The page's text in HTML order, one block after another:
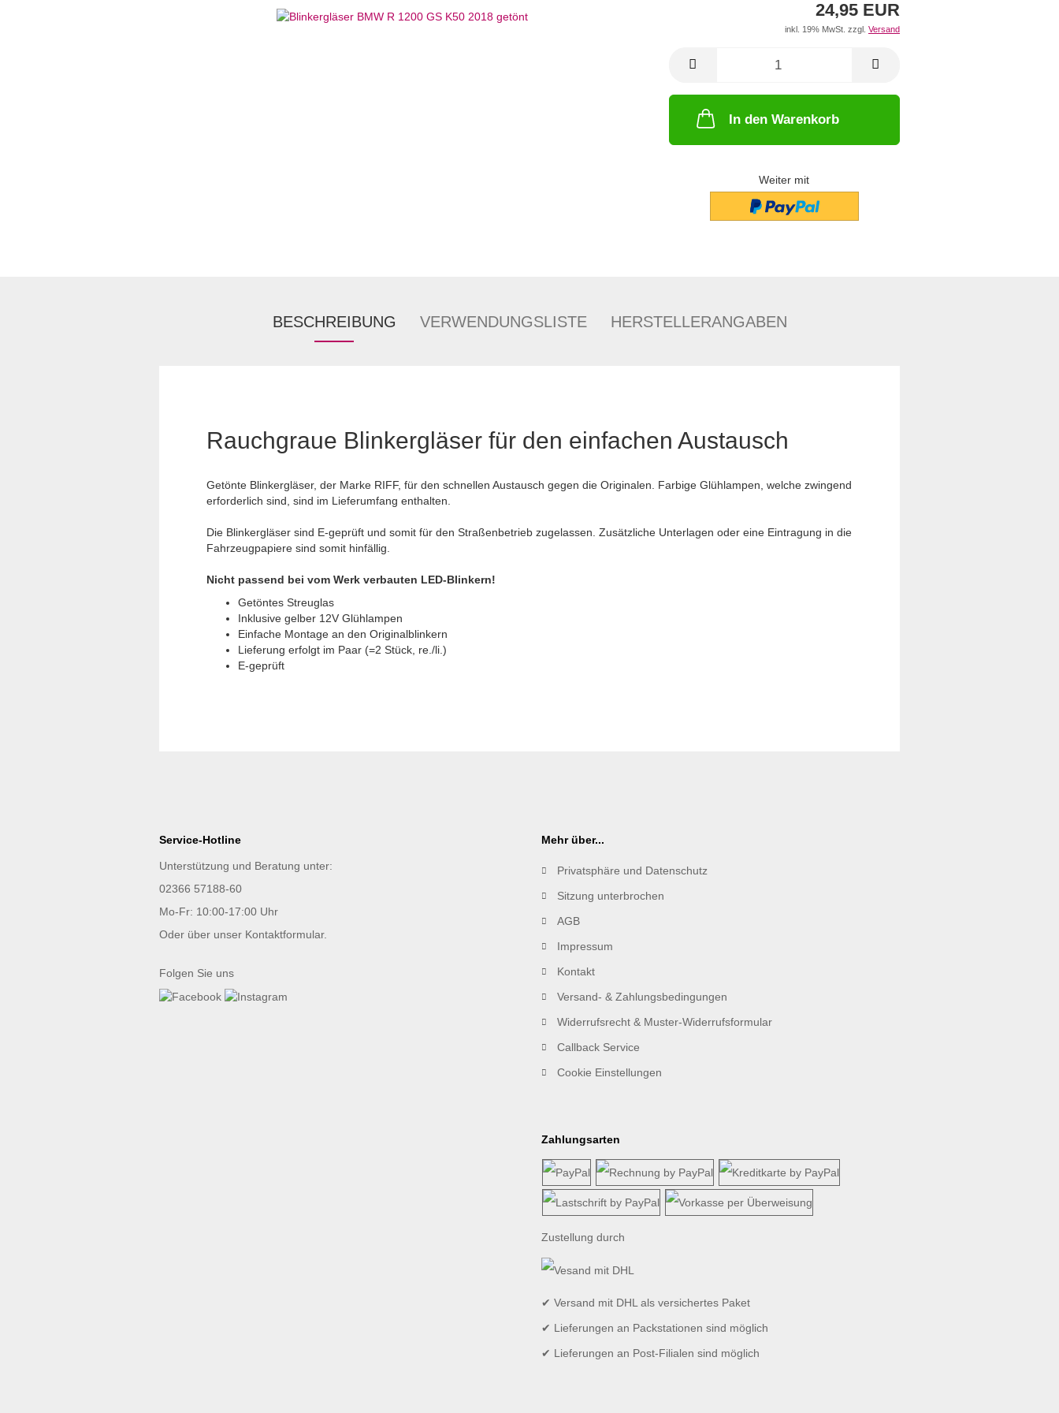
24,95 EUR
inkl. 19% MwSt. zzgl. Versand
In den Warenkorb
Weiter mit
BESCHREIBUNG VERWENDUNGSLISTE HERSTELLERANGABEN
Rauchgraue Blinkergläser für den einfachen Austausch
Getönte Blinkergläser, der Marke RIFF, für den schnellen Austausch gegen die Originalen. Farbige Glühlampen, welche zwingend
erforderlich sind, sind im Lieferumfang enthalten.
Die Blinkergläser sind E-geprüft und somit für den Straßenbetrieb zugelassen. Zusätzliche Unterlagen oder eine Eintragung in die
Fahrzeugpapiere sind somit hinfällig.
Nicht passend bei vom Werk verbauten LED-Blinkern!
Getöntes Streuglas
Inklusive gelber 12V Glühlampen
Einfache Montage an den Originalblinkern
Lieferung erfolgt im Paar (=2 Stück, re./li.)
E-geprüft
Service-Hotline
Unterstützung und Beratung unter:
02366 57188-60
Mo-Fr: 10:00-17:00 Uhr
Oder über unser Kontaktformular.
Folgen Sie uns
Mehr über...
Privatsphäre und Datenschutz
Sitzung unterbrochen
AGB
Impressum
Kontakt
Versand- & Zahlungsbedingungen
Widerrufsrecht & Muster-Widerrufsformular
Callback Service
Cookie Einstellungen
Zahlungsarten
Zustellung durch
✔ Versand mit DHL als versichertes Paket
✔ Lieferungen an Packstationen sind möglich
✔ Lieferungen an Post-Filialen sind möglich